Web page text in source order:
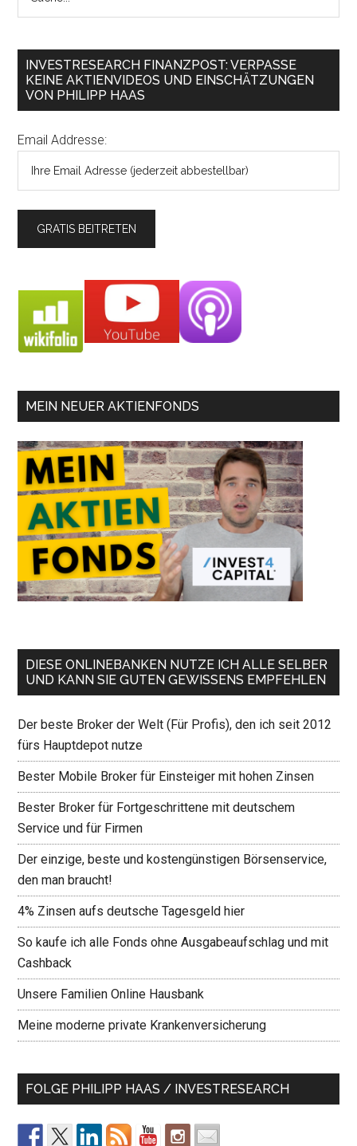
INVESTRESEARCH FINANZPOST: VERPASSE
KEINE AKTIENVIDEOS UND EINSCHÄTZUNGEN
VON PHILIPP HAAS
Email Addresse:
MEIN NEUER AKTIENFONDS
DIESE ONLINEBANKEN NUTZE ICH ALLE SELBER
UND KANN SIE GUTEN GEWISSENS EMPFEHLEN
Der beste Broker der Welt (Für Profis), den ich seit 2012
fürs Hauptdepot nutze
Bester Mobile Broker für Einsteiger mit hohen Zinsen
Bester Broker für Fortgeschrittene mit deutschem
Service und für Firmen
Der einzige, beste und kostengünstigen Börsenservice,
den man braucht!
4% Zinsen aufs deutsche Tagesgeld hier
So kaufe ich alle Fonds ohne Ausgabeaufschlag und mit
Cashback
Unsere Familien Online Hausbank
Meine moderne private Krankenversicherung
FOLGE PHILIPP HAAS / INVESTRESEARCH